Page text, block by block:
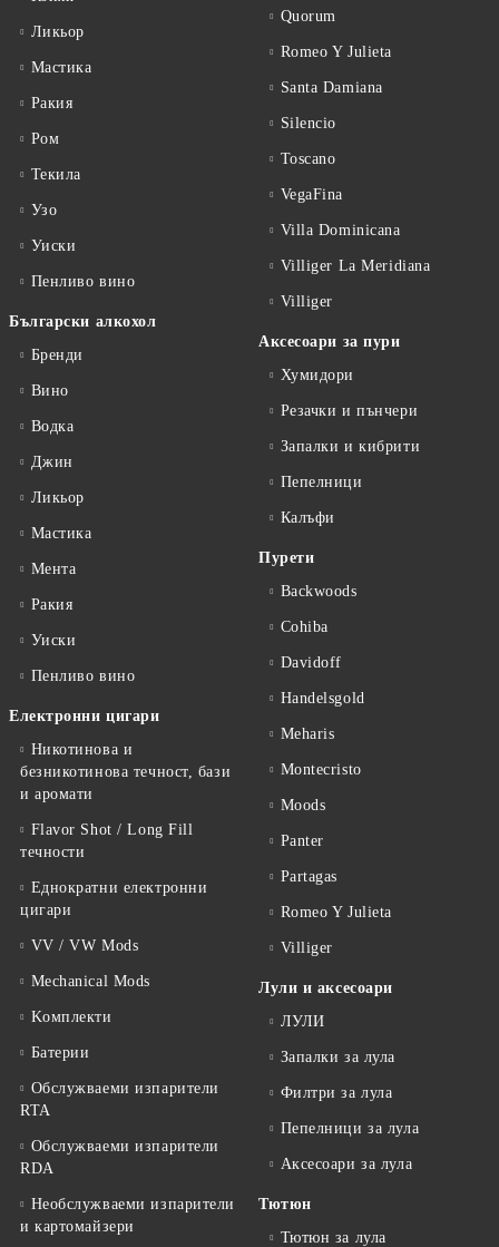
Ликьор
Мастика
Ракия
Ром
Текила
Узо
Уиски
Пенливо вино
Български алкохол
Бренди
Вино
Водка
Джин
Ликьор
Мастика
Мента
Ракия
Уиски
Пенливо вино
Електронни цигари
Никотинова и
безникотинова течност, бази
и аромати
Flavor Shot / Long Fill
течности
Еднократни електронни
цигари
VV / VW Mods
Mechanical Mods
Kомплекти
Батерии
Обслужваеми изпарители
RTA
Обслужваеми изпарители
RDA
Необслужваеми изпарители
и картомайзери
Quorum
Romeo Y Julieta
Santa Damiana
Silencio
Toscano
VegaFina
Villa Dominicana
Villiger La Meridiana
Villiger
Аксесоари за пури
Хумидори
Резачки и пънчери
Запалки и кибрити
Пепелници
Калъфи
Пурети
Backwoods
Cohiba
Davidoff
Handelsgold
Meharis
Montecristo
Moods
Panter
Partagas
Romeo Y Julieta
Villiger
Лули и аксесоари
ЛУЛИ
Запалки за лула
Филтри за лула
Пепелници за лула
Аксесоари за лула
Тютюн
Тютюн за лула